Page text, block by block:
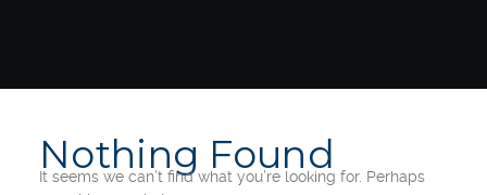
Nothing Found
It seems we can’t find what you’re looking for. Perhaps